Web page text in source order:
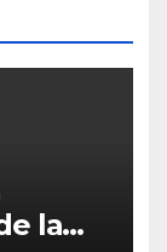
la